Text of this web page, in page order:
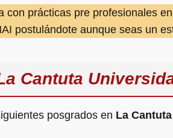
con prácticas pre profesionales
postulándote aunque seas un
Cantuta
posgrados en La